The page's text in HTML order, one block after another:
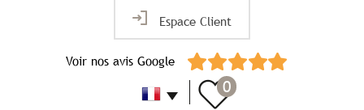
Espace Client
Voir nos avis Google
0